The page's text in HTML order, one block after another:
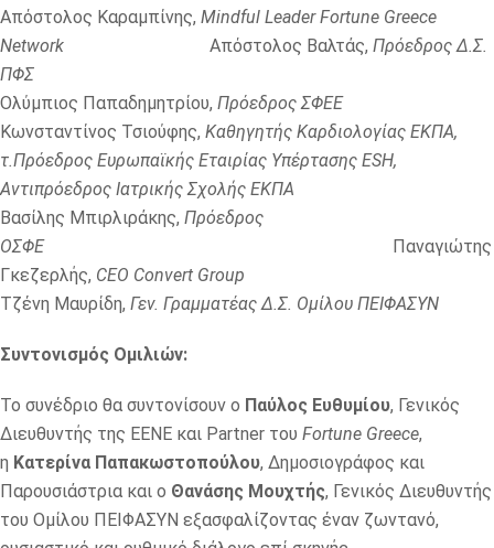
Απόστολος Καραμπίνης, Mindful Leader Fortune Greece
Network Απόστολος Βαλτάς, Πρόεδρος Δ.Σ.
ΠΦΣ
Ολύμπιος Παπαδημητρίου, Πρόεδρος ΣΦΕΕ
Κωνσταντίνος Τσιούφης, Καθηγητής Καρδιολογίας ΕΚΠΑ,
τ.Πρόεδρος Ευρωπαϊκής Εταιρίας Υπέρτασης ΕSH,
Αντιπρόεδρος Ιατρικής Σχολής ΕΚΠΑ
Βασίλης Μπιρλιράκης, Πρόεδρος
ΟΣΦΕ Παναγιώτης
Γκεζερλής, CEO Convert Group
Τζένη Μαυρίδη, Γεν. Γραμματέας Δ.Σ. Ομίλου ΠΕΙΦΑΣΥΝ
Συντονισμός Ομιλιών:
Το συνέδριο θα συντονίσουν ο Παύλος Ευθυμίου, Γενικός
Διευθυντής της ΕΕΝΕ και Partner του Fortune Greece,
η Κατερίνα Παπακωστοπούλου, Δημοσιογράφος και
Παρουσιάστρια και ο Θανάσης Μουχτής, Γενικός Διευθυντής
του Ομίλου ΠΕΙΦΑΣΥΝ εξασφαλίζοντας έναν ζωντανό,